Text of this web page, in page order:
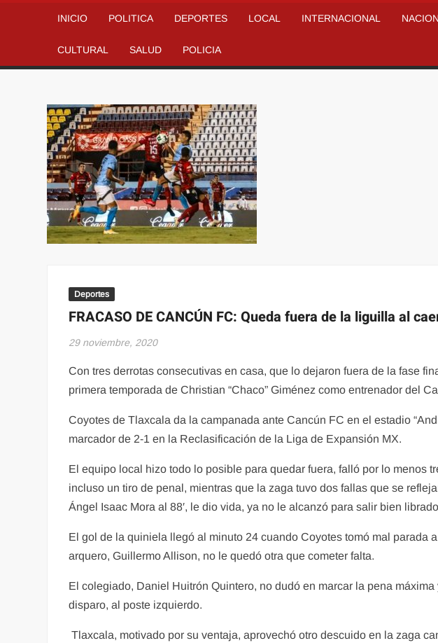
INICIO POLITICA DEPORTES LOCAL INTERNACIONAL
CULTURAL SALUD POLICIA
Deportes
FRACASO DE CANCÚN FC: Queda fuera de la liguilla al
29 noviembre, 2020
Con tres derrotas consecutivas en casa, que lo dejaron fuera de la fase
primera temporada de Christian “Chaco” Giménez como entrenador del
Coyotes de Tlaxcala da la campanada ante Cancún FC en el estadio
marcador de 2-1 en la Reclasificación de la Liga de Expansión MX.
El equipo local hizo todo lo posible para quedar fuera, falló por lo menos
incluso un tiro de penal, mientras que la zaga tuvo dos fallas que se
Ángel Isaac Mora al 88′, le dio vida, ya no le alcanzó para salir bien
El gol de la quiniela llegó al minuto 24 cuando Coyotes tomó mal parada
arquero, Guillermo Allison, no le quedó otra que cometer falta.
El colegiado, Daniel Huitrón Quintero, no dudó en marcar la pena
disparo, al poste izquierdo.
Tlaxcala, motivado por su ventaja, aprovechó otro descuido en la zaga